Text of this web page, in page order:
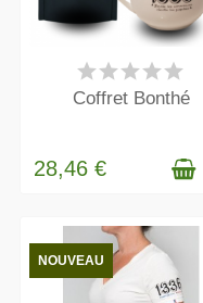
EN STOCK
Coffret Bonthé
28,46 €
NOUVEAU